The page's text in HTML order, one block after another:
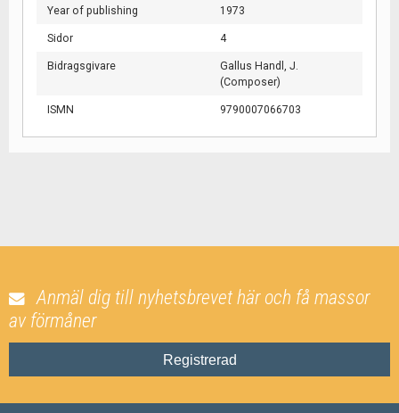
Year of publishing 1973
Sidor 4
Bidragsgivare
Gallus Handl, J.
(Composer)
ISMN 9790007066703
Anmäl dig till nyhetsbrevet här och få massor
av förmåner
Registrerad